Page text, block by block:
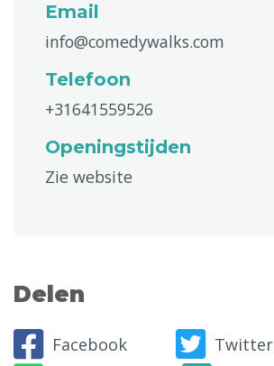
Email
info@comedywalks.com
Telefoon
+31641559526
Openingstijden
Zie website
Delen
Facebook
Twitter